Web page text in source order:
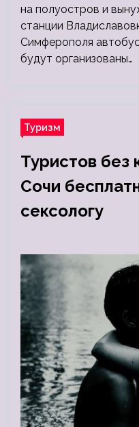
на полуостров и
станции
Симферополя
будут организованы…
Туризм
Туристов без
Сочи
сексологу